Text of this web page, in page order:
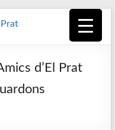
d’El Prat